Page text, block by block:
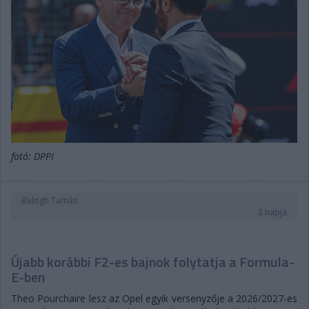
fotó: DPPI
Balogh Tamás
2 napja
Újabb korábbi F2-es bajnok folytatja a Formula-
E-ben
Theo Pourchaire lesz az Opel egyik versenyzője a 2026/2027-es